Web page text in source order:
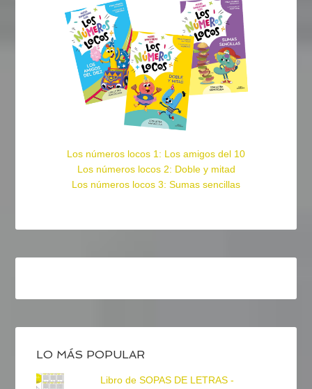
Los números locos 1: Los amigos del 10
Los números locos 2: Doble y mitad
Los números locos 3: Sumas sencillas
LO MÁS POPULAR
Libro de SOPAS DE LETRAS -